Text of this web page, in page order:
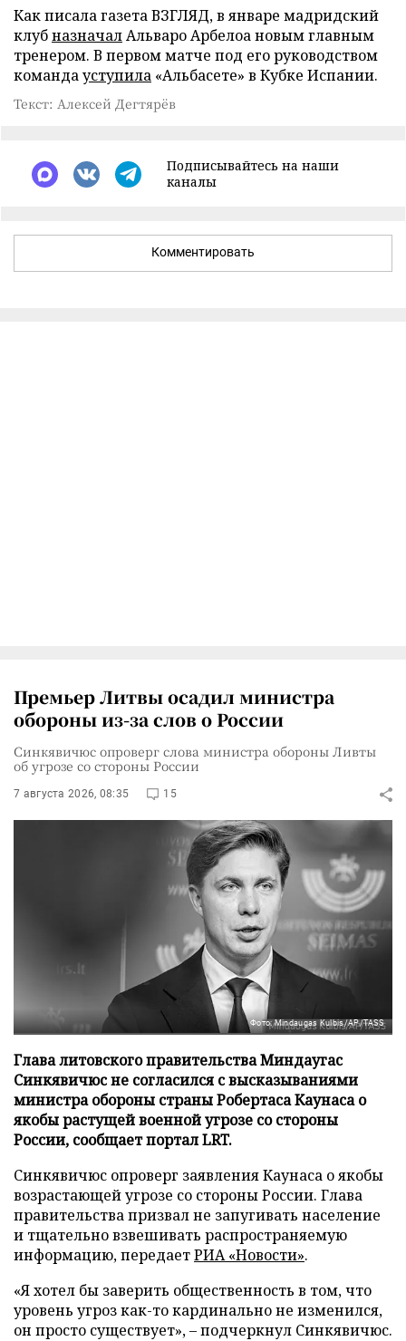
Как писала газета ВЗГЛЯД, в январе мадридский
клубназначалАльваро Арбелоа новым главным
тренером. В первом матче под его руководством
командауступила «Альбасете» в Кубке Испании.
Текст: Алексей Дегтярёв
Подписывайтесь на наши
каналы
Комментировать
Премьер Литвы осадил министра
обороны из-за слов о России
Синкявичюс опроверг слова министра обороны Ливты
об угрозе со стороны России
7 августа 2026, 08:35 15
Фото: Mindaugas Kulbis/AP/TASS
Глава литовского правительства Миндаугас
Синкявичюс не согласился с высказываниями
министра обороны страны Робертаса Каунаса о
якобы растущей военной угрозе со стороны
России, сообщает портал LRT.
Синкявичюс опроверг заявления Каунаса о якобы
возрастающей угрозе со стороны России. Глава
правительства призвал не запугивать население
и тщательно взвешивать распространяемую
информацию, передаетРИА «Новости».
«Я хотел бы заверить общественность в том, что
уровень угроз как-то кардинально не изменился,
он просто существует», – подчеркнул Синкявичюс.